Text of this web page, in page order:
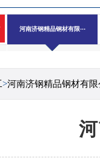
河南济钢精品钢材有限···
>河南济钢精品钢材有限